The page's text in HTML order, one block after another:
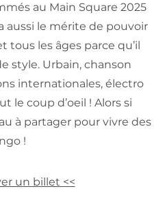
au Main Square 2025
aussi le mérite de pouvoir
tous les âges parce qu’il
style. Urbain, chanson
internationales, électro
le coup d’oeil ! Alors si
à partager pour vivre des
!
un billet <<